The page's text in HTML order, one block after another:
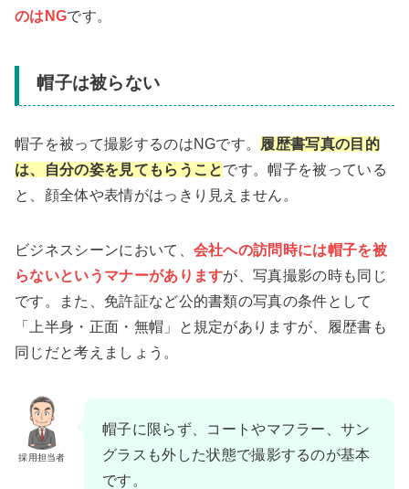
のはNGです。
帽子は被らない
帽子を被って撮影するのはNGです。 履歴書写真の目的
は、自分の姿を見てもらうことです。帽子を被っている
と、顔全体や表情がはっきり見えません。
ビジネスシーンにおいて、 会社への訪問時には帽子を被
らないというマナーがありますが、写真撮影の時も同じ
です。また、免許証など公的書類の写真の条件として
「上半身・正面・無帽」と規定がありますが、履歴書も
同じだと考えましょう。
採用担当者
帽子に限らず、コートやマフラー、サン
グラスも外した状態で撮影するのが基本
です。